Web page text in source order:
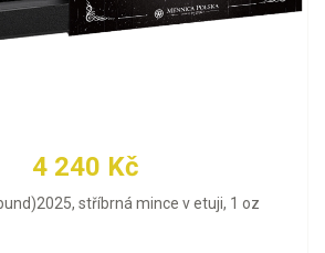
4 240 Kč
stříbrná mince v etuji, 1 oz